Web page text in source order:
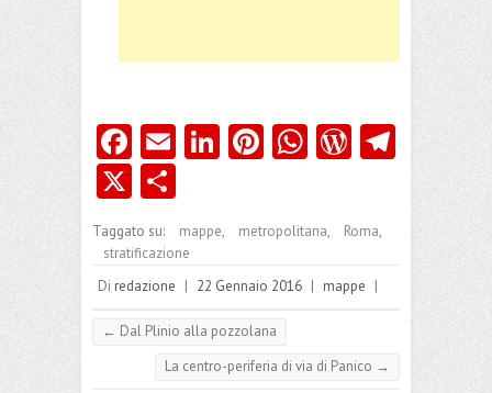
Fa
ce
b
o
o
k
E
l
Li
dI
n
Pi
es
t
W
A
p
W
Pr
es
X
o
n
di
vi
di
Taggato su: mappe, metropolitana, Roma,
stratificazione
Di redazione | 22 Gennaio 2016 | mappe |
← Dal Plinio alla pozzolana
La centro-periferia di via di Panico →